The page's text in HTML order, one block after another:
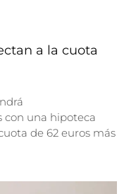
a la cuota
con una hipoteca
de 62 euros más